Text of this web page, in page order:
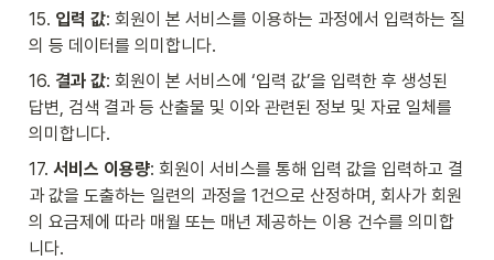
15. 입력 값: 회원이 본 서비스를 이용하는 과정에서 입력하는 질
의 등 데이터를 의미합니다.
16. 결과 값: 회원이 본 서비스에 ‘입력 값’을 입력한 후 생성된
답변, 검색 결과 등 산출물 및 이와 관련된 정보 및 자료 일체를
의미합니다.
17. 서비스 이용량: 회원이 서비스를 통해 입력 값을 입력하고 결
과 값을 도출하는 일련의 과정을 1건으로 산정하며, 회사가 회원
의 요금제에 따라 매월 또는 매년 제공하는 이용 건수를 의미합
니다.